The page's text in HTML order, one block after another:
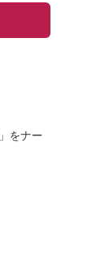
をナー